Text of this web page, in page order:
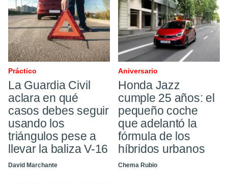
Práctico
La Guardia Civil
aclara en qué
casos debes seguir
usando los
triángulos pese a
llevar la baliza V-16
David Marchante
Aniversario
Honda Jazz
cumple 25 años: el
pequeño coche
que adelantó la
fórmula de los
híbridos urbanos
Chema Rubio